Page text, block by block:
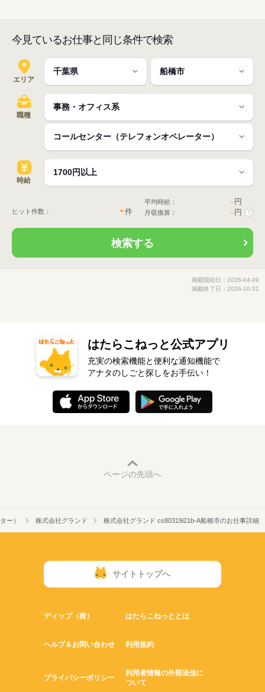
今見ているお仕事と同じ条件で検索
エリア
職種
時給
ヒット件数： -件
平均時給： - 円
月収換算： - 円 ?
検索する
掲載開始日：2026-04-09
掲載終了日：2026-10-31
はたらこねっと公式アプリ
充実の検索機能と便利な通知機能で
アナタのしごと探しをお手伝い！
ページの先頭へ
ー） 株式会社グランド 株式会社グランド cs80319i21b-A船橋市のお仕事詳細
サイトトップへ
ディップ（株） はたらこねっととは
ヘルプ＆お問い合わせ 利用規約
プライバシーポリシー
利用者情報の外部送信に
ついて